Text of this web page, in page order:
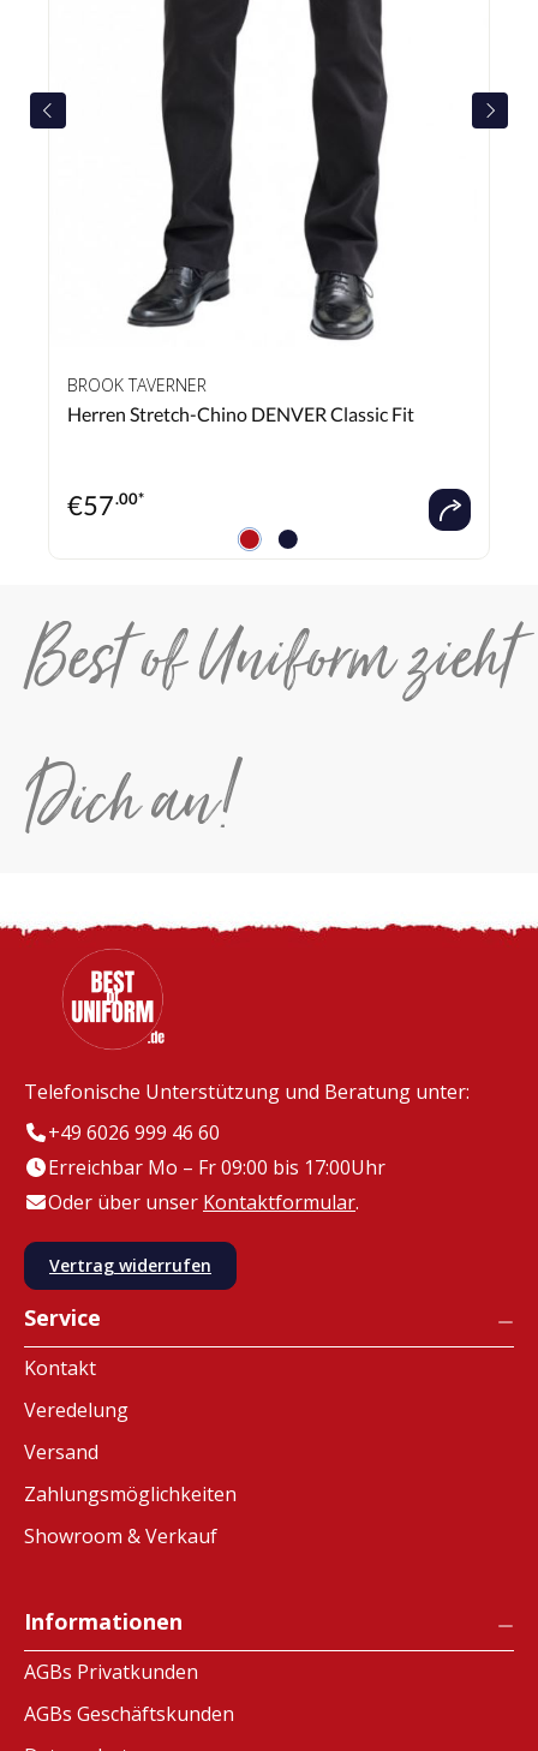
BROOK TAVERNER
Herren Stretch-Chino DENVER Classic Fit
€57.00*
Best of Uniform zieht
Dich an!
Telefonische Unterstützung und Beratung unter:
+49 6026 999 46 60
Erreichbar Mo – Fr 09:00 bis 17:00Uhr
Oder über unser Kontaktformular.
Vertrag widerrufen
Service
Kontakt
Veredelung
Versand
Zahlungsmöglichkeiten
Showroom & Verkauf
Informationen
AGBs Privatkunden
AGBs Geschäftskunden